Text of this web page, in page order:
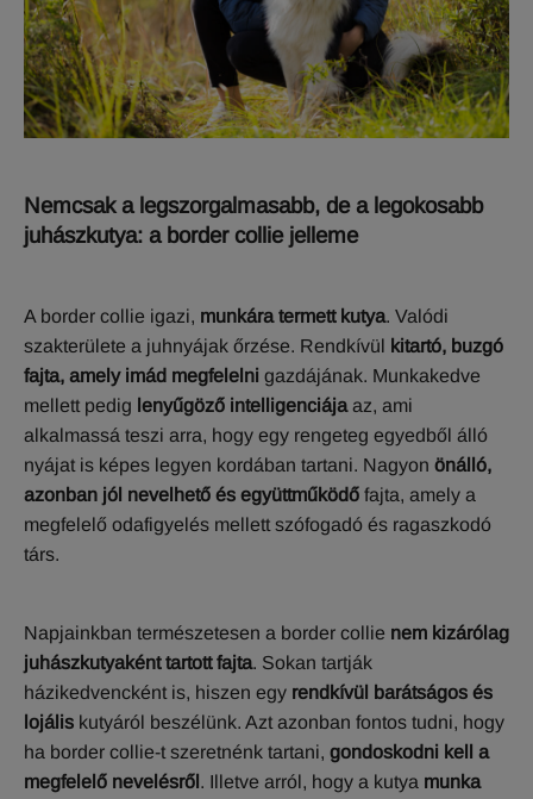
Nemcsak a legszorgalmasabb, de a legokosabb
juhászkutya: a border collie jelleme
A border collie igazi, munkára termett kutya. Valódi
szakterülete a juhnyájak őrzése. Rendkívül kitartó, buzgó
fajta, amely imád megfelelni gazdájának. Munkakedve
mellett pedig lenyűgöző intelligenciájaaz, ami
alkalmassá teszi arra, hogy egy rengeteg egyedből álló
nyájat is képes legyen kordában tartani. Nagyon önálló,
azonban jól nevelhető és együttműködő fajta, amely a
megfelelő odafigyelés mellett szófogadó és ragaszkodó
társ.
Napjainkban természetesen a border collie nem kizárólag
juhászkutyaként tartott fajta. Sokan tartják
házikedvencként is, hiszen egy rendkívül barátságos és
lojális kutyáról beszélünk. Azt azonban fontos tudni, hogy
ha border collie-t szeretnénk tartani, gondoskodni kell a
megfelelő nevelésről . Illetve arról, hogy a kutya munka